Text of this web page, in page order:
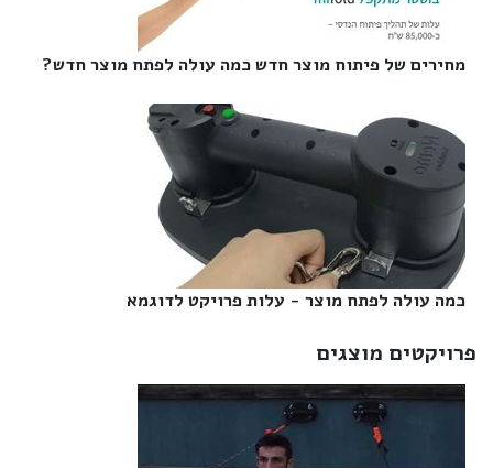
מחירים של פיתוח מוצר חדש כמה עולה לפתח מוצר חדש?‎
כמה עולה לפתח מוצר - עלות פרויקט לדוגמא‎
פרויקטים מוצגים